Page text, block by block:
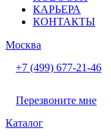
КАРЬЕРА
КОНТАКТЫ
Москва
+7 (499) 677-21-46
Перезвоните мне
Каталог